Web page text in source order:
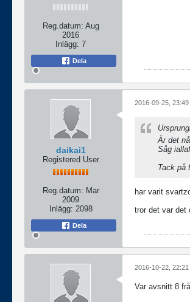
Reg.datum: Aug
2016
Inlägg: 7
Dela
daikai1
Registered User
Reg.datum: Mar
2009
Inlägg: 2098
Dela
2016-09-25, 23:49
Är det
Såg
Tack på
har varit
tror det var det
2016-10-22, 22:21
Var avsnitt 8